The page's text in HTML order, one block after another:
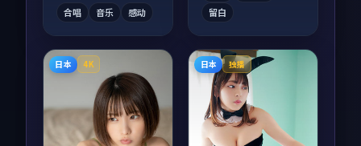
合唱 音乐 感动
留白
日本 4K 日本 独播